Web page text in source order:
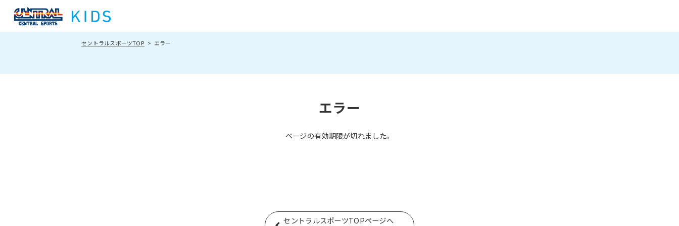
セントラルスポーツTOP エラー
エラー
ページの有効期限が切れました。
セントラルスポーツTOPページへ